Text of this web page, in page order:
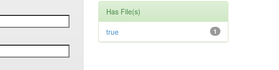
Has File(s)
1
true